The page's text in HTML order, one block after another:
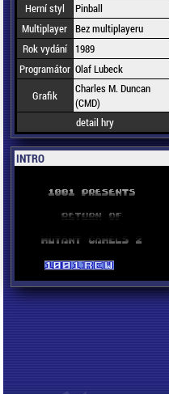
Herní styl
Pinball
Multiplayer Bez multiplayeru
Rok vydání
1989
Programátor Olaf Lubeck
Grafik
Charles M. Duncan
(CMD)
detail hry
INTRO